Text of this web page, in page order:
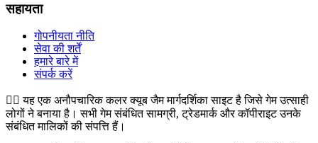
सहायता
गोपनीयता नीति
सेवा की शर्तें
हमारे बारे में
संपर्क करें
👉🏻यह एक अनौपचारिक कलर क्यूब जैम मार्गदर्शिका साइट है जिसे गेम उत्साही
लोगों ने बनाया है। सभी गेम संबंधित सामग्री, ट्रेडमार्क और कॉपीराइट उनके
संबंधित मालिकों की संपत्ति हैं।